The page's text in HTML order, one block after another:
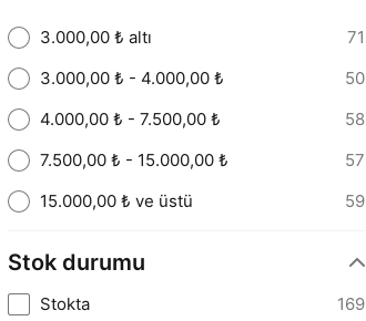
3.000,00 ₺ altı
71
3.000,00 ₺ - 4.000,00 ₺
50
4.000,00 ₺ - 7.500,00 ₺
58
7.500,00 ₺ - 15.000,00 ₺
57
15.000,00 ₺ ve üstü
59
Stok durumu
Stokta 169